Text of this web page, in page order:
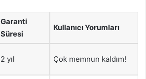
Garanti
Süresi
Kullanıcı Yorumları
2 yıl Çok memnun kaldım!